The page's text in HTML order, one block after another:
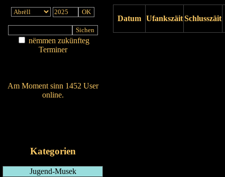
nëmmen zukünfteg
Terminer
Am Moment sinn 1452 User
online.
Kategorien
Jugend-Musek
Datum UfankszäitSchlusszäit